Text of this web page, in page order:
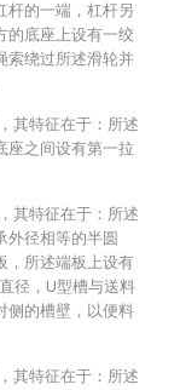
杆的一端，杠杆另
的底座上设有一绞
索绕过所述滑轮并
其特征在于：所述
座之间设有第一拉
其特征在于：所述
外径相等的半圆
，所述端板上设有
径，U型槽与送料
侧的槽壁，以便料
其特征在于：所述